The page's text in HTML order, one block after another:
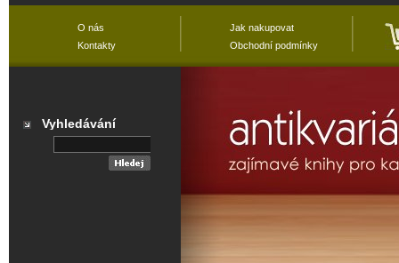
O nás
Kontakty
Jak nakupovat
Obchodní podmínky
Vyhledávání